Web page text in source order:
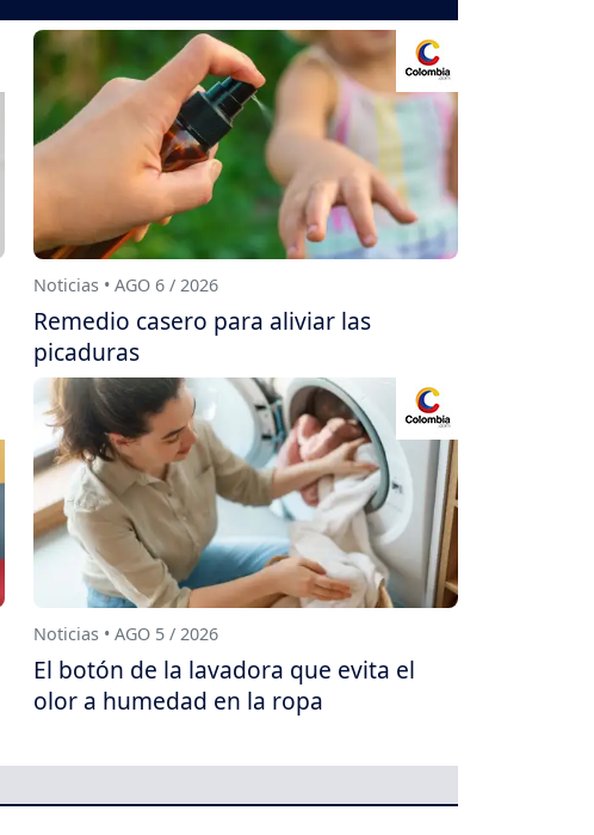
Noticias • AGO 6 / 2026
Remedio casero para aliviar las
picaduras
Noticias • AGO 5 / 2026
El botón de la lavadora que evita el
olor a humedad en la ropa